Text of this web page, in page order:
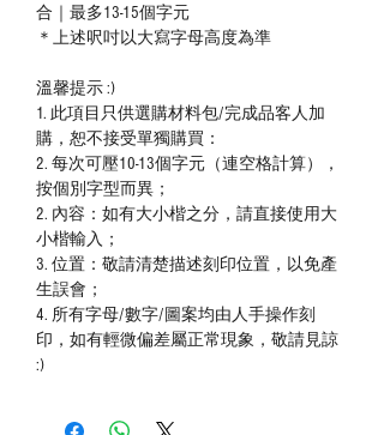
合｜最多13-15個字元
＊上述呎吋以大寫字母高度為準
溫馨提示 :)
1. 此項目只供選購材料包/完成品客人加
購，恕不接受單獨購買：
2. 每次可壓10-13個字元（連空格計算），
按個別字型而異；
2. 內容：如有大小楷之分，請直接使用大
小楷輸入；
3. 位置：敬請清楚描述刻印位置，以免產
生誤會；
4. 所有字母/數字/圖案均由人手操作刻
印，如有輕微偏差屬正常現象，敬請見諒
:)